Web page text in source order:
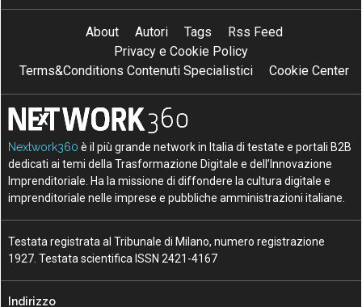
About Autori Tags
Rss Feed
Privacy e Cookie Policy
Terms&Conditions Contenuti Specialistici
Cookie Center
Nextwork360 è il più grande network in Italia di testate e portali B2B
dedicati ai temi della Trasformazione Digitale e dell’Innovazione
Imprenditoriale. Ha la missione di diffondere la cultura digitale e
imprenditoriale nelle imprese e pubbliche amministrazioni italiane.
Testata registrata al Tribunale di Milano, numero registrazione
1927. Testata scientifica ISSN 2421-4167
Indirizzo